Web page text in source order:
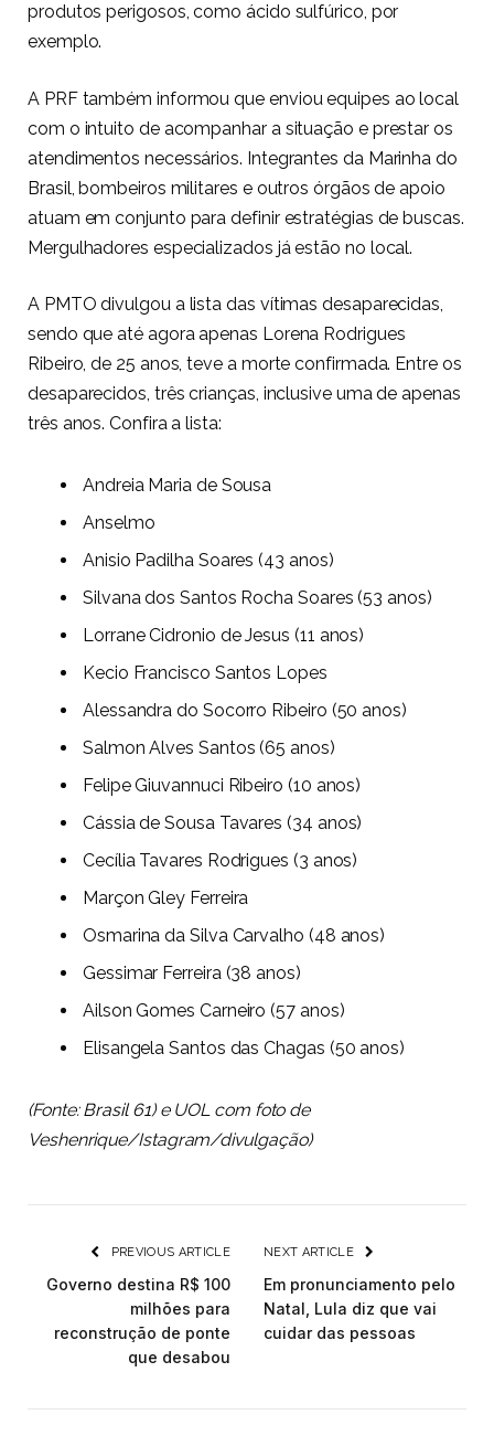
produtos perigosos, como ácido sulfúrico, por
exemplo.
A PRF também informou que enviou equipes ao local
com o intuito de acompanhar a situação e prestar os
atendimentos necessários. Integrantes da Marinha do
Brasil, bombeiros militares e outros órgãos de apoio
atuam em conjunto para definir estratégias de buscas.
Mergulhadores especializados já estão no local.
A PMTO divulgou a lista das vítimas desaparecidas,
sendo que até agora apenas Lorena Rodrigues
Ribeiro, de 25 anos, teve a morte confirmada. Entre os
desaparecidos, três crianças, inclusive uma de apenas
três anos. Confira a lista:
Andreia Maria de Sousa
Anselmo
Anisio Padilha Soares (43 anos)
Silvana dos Santos Rocha Soares (53 anos)
Lorrane Cidronio de Jesus (11 anos)
Kecio Francisco Santos Lopes
Alessandra do Socorro Ribeiro (50 anos)
Salmon Alves Santos (65 anos)
Felipe Giuvannuci Ribeiro (10 anos)
Cássia de Sousa Tavares (34 anos)
Cecília Tavares Rodrigues (3 anos)
Marçon Gley Ferreira
Osmarina da Silva Carvalho (48 anos)
Gessimar Ferreira (38 anos)
Ailson Gomes Carneiro (57 anos)
Elisangela Santos das Chagas (50 anos)
(Fonte:Brasil 61) e UOL com foto de
Veshenrique/Istagram/divulgação)
PREVIOUS ARTICLE
Governo destina R$ 100
milhões para
reconstrução de ponte
que desabou
NEXT ARTICLE
Em pronunciamento pelo
Natal, Lula diz que vai
cuidar das pessoas